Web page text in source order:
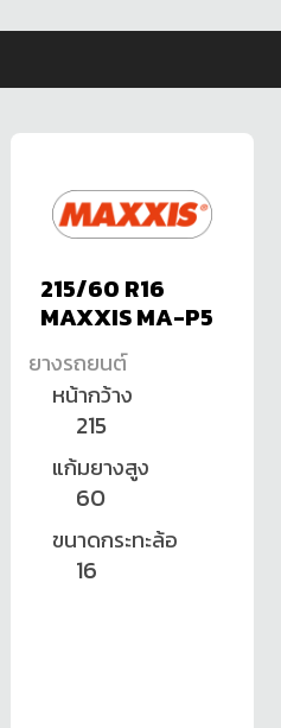
215/60 R16
MAXXIS MA-P5
ยางรถยนต์
หน้ากว้าง
215
แก้มยางสูง
60
ขนาดกระทะล้อ
16